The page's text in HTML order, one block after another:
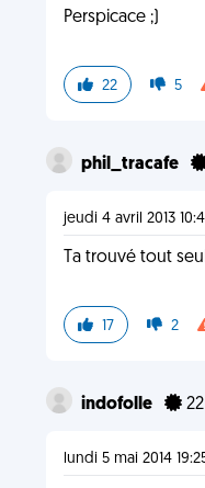
Perspicace ;)
22 5
phil_tracafe
jeudi 4 avril 2013
Ta trouvé tout
17 2
indofolle 22
lundi 5 mai 2014